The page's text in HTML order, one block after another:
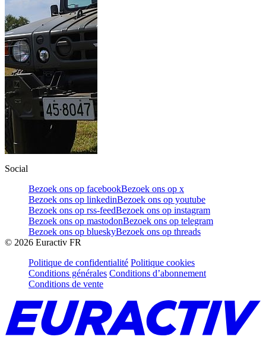
Social
Bezoek ons op facebookBezoek ons op x
Bezoek ons op linkedinBezoek ons op youtube
Bezoek ons op rss-feedBezoek ons op instagram
Bezoek ons op mastodonBezoek ons op telegram
Bezoek ons op blueskyBezoek ons op threads
© 2026 Euractiv FR
Politique de confidentialité Politique cookies
Conditions générales Conditions d’abonnement
Conditions de vente